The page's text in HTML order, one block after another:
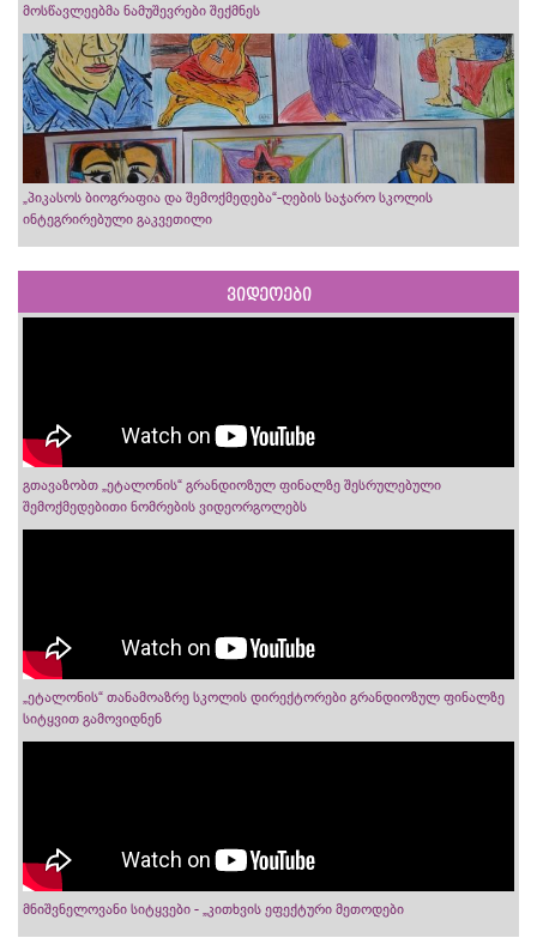
მოსწავლეებმა ნამუშევრები შექმნეს
„პიკასოს ბიოგრაფია და შემოქმედება“-ღების საჯარო სკოლის
ინტეგრირებული გაკვეთილი
ვიდეოები
გთავაზობთ „ეტალონის“ გრანდიოზულ ფინალზე შესრულებული
შემოქმედებითი ნომრების ვიდეორგოლებს
„ეტალონის“ თანამოაზრე სკოლის დირექტორები გრანდიოზულ ფინალზე
სიტყვით გამოვიდნენ
მნიშვნელოვანი სიტყვები - „კითხვის ეფექტური მეთოდები